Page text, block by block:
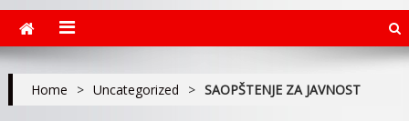
Home > Uncategorized > SAOPŠTENJE ZA JAVNOST